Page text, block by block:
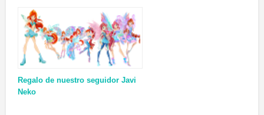
Regalo de nuestro seguidor Javi
Neko